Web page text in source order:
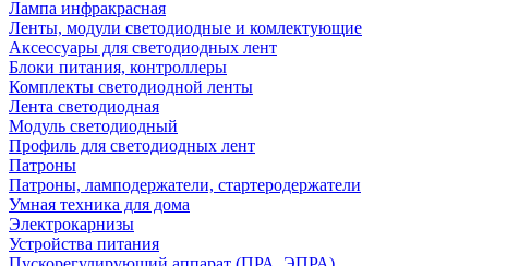
Лампа инфракрасная
Ленты, модули светодиодные и комлектующие
Аксессуары для светодиодных лент
Блоки питания, контроллеры
Комплекты светодиодной ленты
Лента светодиодная
Модуль светодиодный
Профиль для светодиодных лент
Патроны
Патроны, ламподержатели, стартеродержатели
Умная техника для дома
Электрокарнизы
Устройства питания